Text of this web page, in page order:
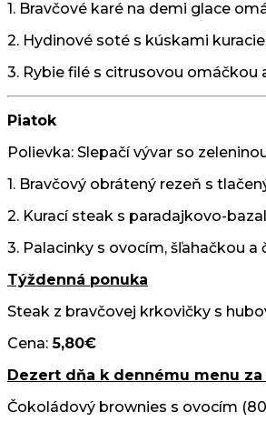
1. Bravčové karé na demi glace
2. Hydinové soté s kúskami
3. Rybie filé s citrusovou omáčkou
Piatok
Polievka: Slepačí vývar so
1. Bravčový obrátený rezeň s
2. Kurací steak s paradajkovo-
3. Palacinky s ovocím, šľahačkou
Týždenná ponuka
Steak z bravčovej krkovičky s
Cena: 5,80€
Dezert dňa k dennému menu
Čokoládový brownies s ovocím